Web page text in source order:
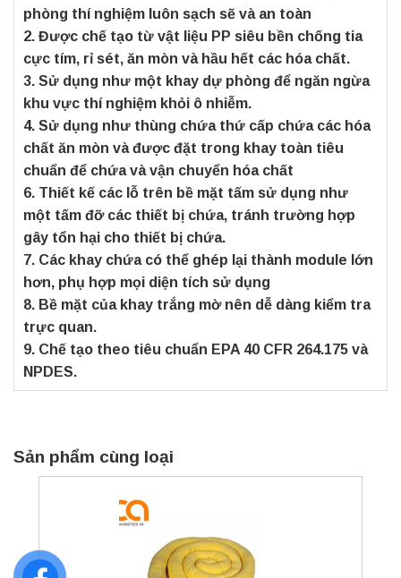
phòng thí nghiệm luôn sạch sẽ và an toàn
2. Được chế tạo từ vật liệu PP siêu bền chống tia
cực tím, rỉ sét, ăn mòn và hầu hết các hóa chất.
3. Sử dụng như một khay dự phòng để ngăn ngừa
khu vực thí nghiệm khỏi ô nhiễm.
4. Sử dụng như thùng chứa thứ cấp chứa các hóa
chất ăn mòn và được đặt trong khay toàn tiêu
chuẩn để chứa và vận chuyển hóa chất
6. Thiết kế các lỗ trên bề mặt tấm sử dụng như
một tấm đỡ các thiết bị chứa, tránh trường hợp
gây tổn hại cho thiết bị chứa.
7. Các khay chứa có thể ghép lại thành module lớn
hơn, phụ hợp mọi diện tích sử dụng
8. Bề mặt của khay trắng mờ nên dễ dàng kiểm tra
trực quan.
9. Chế tạo theo tiêu chuẩn EPA 40 CFR 264.175 và
NPDES.
Sản phẩm cùng loại